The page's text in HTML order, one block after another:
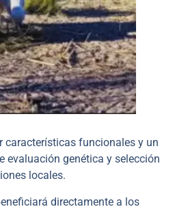
características funcionales y un
evaluación genética y selección
locales.
directamente a los